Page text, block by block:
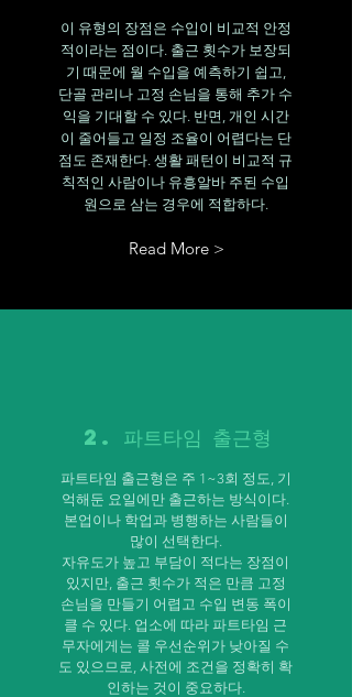
이 유형의 장점은 수입이 비교적 안정
적이라는 점이다. 출근 횟수가 보장되
기 때문에 월 수입을 예측하기 쉽고,
단골 관리나 고정 손님을 통해 추가 수
익을 기대할 수 있다. 반면, 개인 시간
이 줄어들고 일정 조율이 어렵다는 단
점도 존재한다. 생활 패턴이 비교적 규
칙적인 사람이나 유흥알바 주된 수입
원으로 삼는 경우에 적합하다.
Read More >
2. 파트타임 출근형
파트타임 출근형은 주 1~3회 정도, 기
억해둔 요일에만 출근하는 방식이다.
본업이나 학업과 병행하는 사람들이
많이 선택한다.
자유도가 높고 부담이 적다는 장점이
있지만, 출근 횟수가 적은 만큼 고정
손님을 만들기 어렵고 수입 변동 폭이
클 수 있다. 업소에 따라 파트타임 근
무자에게는 콜 우선순위가 낮아질 수
도 있으므로, 사전에 조건을 정확히 확
인하는 것이 중요하다.